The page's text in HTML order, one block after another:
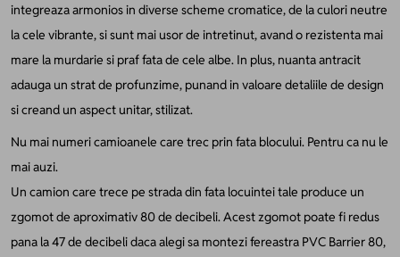
integreaza armonios in diverse scheme cromatice, de la culori neutre
la cele vibrante, si sunt mai usor de intretinut, avand o rezistenta mai
mare la murdarie si praf fata de cele albe. In plus, nuanta antracit
adauga un strat de profunzime, punand in valoare detaliile de design
si creand un aspect unitar, stilizat.
Nu mai numeri camioanele care trec prin fata blocului. Pentru ca nu le
mai auzi.
Un camion care trece pe strada din fata locuintei tale produce un
zgomot de aproximativ 80 de decibeli. Acest zgomot poate fi redus
pana la 47 de decibeli daca alegi sa montezi fereastra PVC Barrier 80,